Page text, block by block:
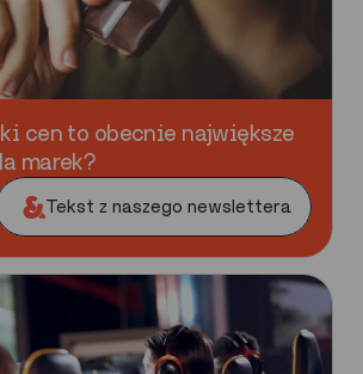
cen to obecnie największe
marek?
Tekst z naszego newslettera